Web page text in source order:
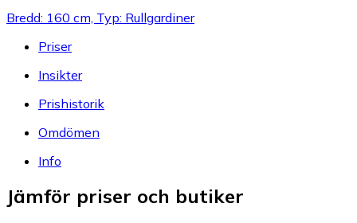
Bredd: 160 cm, Typ: Rullgardiner
Priser
Insikter
Prishistorik
Omdömen
Info
Jämför priser och butiker